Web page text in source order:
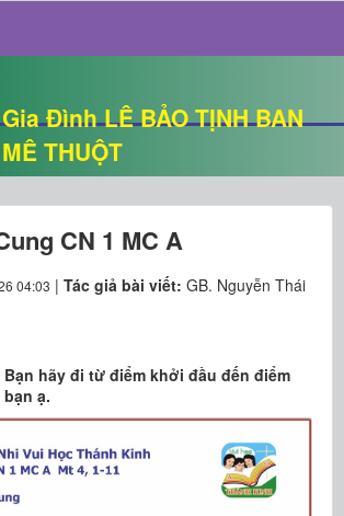
Gia Đình LÊ BẢO TỊNH BAN
MÊ THUỘT
CN 1 MC A
04:03 | Tác giả bài viết: GB. Nguyễn Thái
Bạn hãy đi từ điểm khởi đầu đến điểm
ạ.